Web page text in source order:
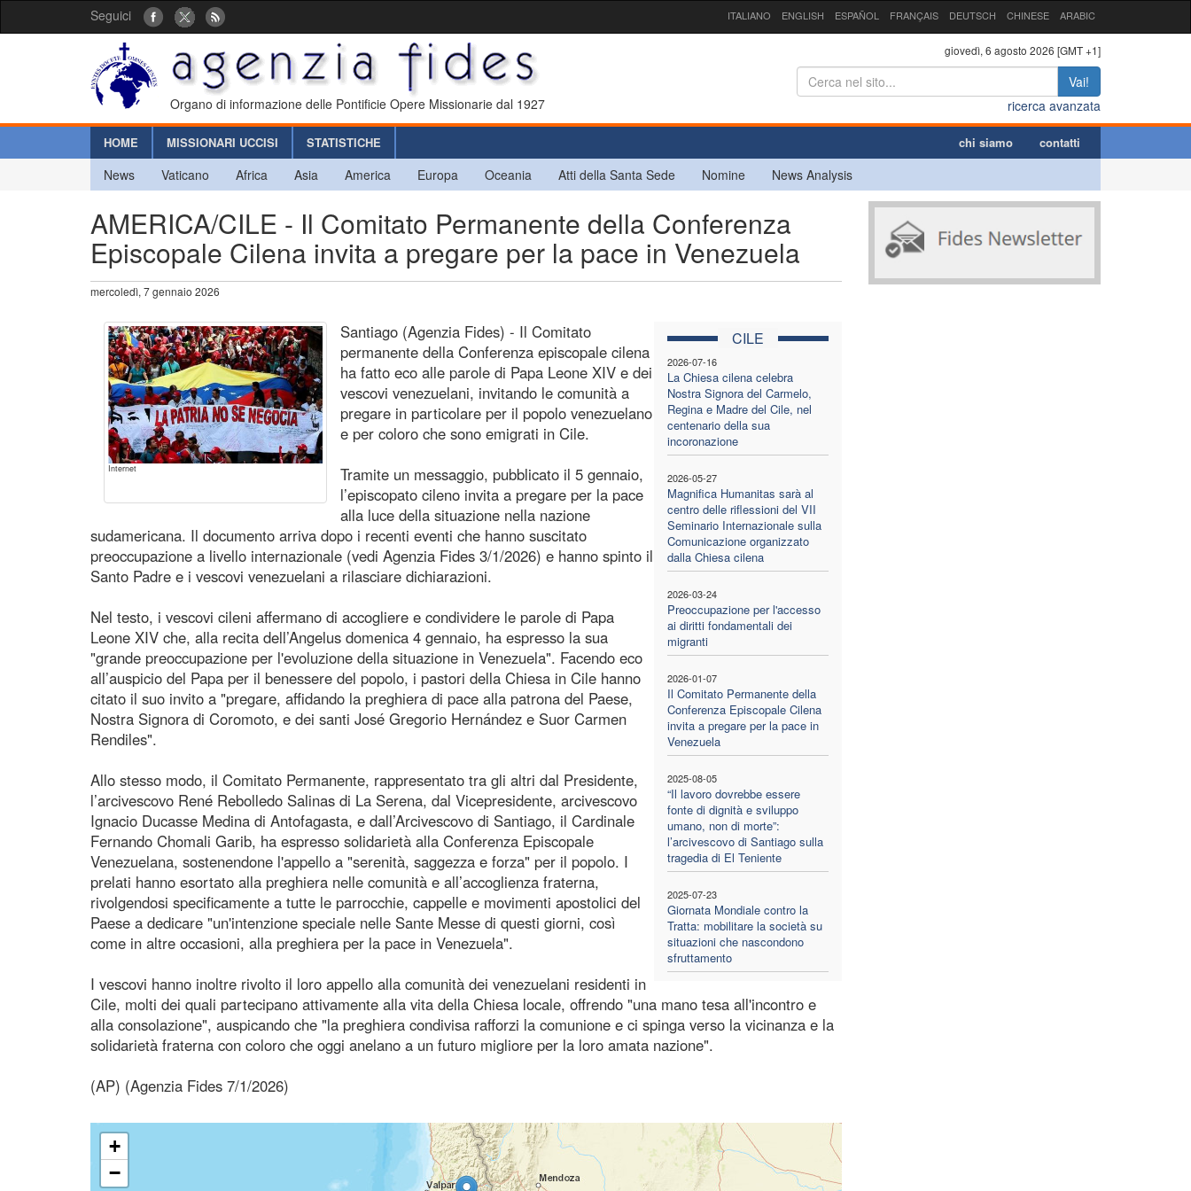
Seguici ITALIANO ENGLISH ESPAÑOL FRANÇAIS DEUTSCH CHINESE ARABIC
Organo di informazione delle Pontificie Opere Missionarie dal 1927
giovedì, 6 agosto 2026 [GMT +1]
Vai!
ricerca avanzata
HOME MISSIONARI UCCISI STATISTICHE chi siamo contatti
News Vaticano Africa Asia America Europa Oceania Atti della Santa Sede Nomine News Analysis
AMERICA/CILE - Il Comitato Permanente della Conferenza
Episcopale Cilena invita a pregare per la pace in Venezuela
mercoledì, 7 gennaio 2026
Internet
CILE
2026-07-16
La Chiesa cilena celebra
Nostra Signora del Carmelo,
Regina e Madre del Cile, nel
centenario della sua
incoronazione
2026-05-27
Magnifica Humanitas sarà al
centro delle riflessioni del VII
Seminario Internazionale sulla
Comunicazione organizzato
dalla Chiesa cilena
2026-03-24
Preoccupazione per l'accesso
ai diritti fondamentali dei
migranti
2026-01-07
Il Comitato Permanente della
Conferenza Episcopale Cilena
invita a pregare per la pace in
Venezuela
2025-08-05
“Il lavoro dovrebbe essere
fonte di dignità e sviluppo
umano, non di morte”:
l’arcivescovo di Santiago sulla
tragedia di El Teniente
2025-07-23
Giornata Mondiale contro la
Tratta: mobilitare la società su
situazioni che nascondono
sfruttamento
Santiago (Agenzia Fides) - Il Comitato
permanente della Conferenza episcopale cilena
ha fatto eco alle parole di Papa Leone XIV e dei
vescovi venezuelani, invitando le comunità a
pregare in particolare per il popolo venezuelano
e per coloro che sono emigrati in Cile.
Tramite un messaggio, pubblicato il 5 gennaio,
l’episcopato cileno invita a pregare per la pace
alla luce della situazione nella nazione
sudamericana. Il documento arriva dopo i recenti eventi che hanno suscitato
preoccupazione a livello internazionale (vedi Agenzia Fides 3/1/2026) e hanno spinto il
Santo Padre e i vescovi venezuelani a rilasciare dichiarazioni.
Nel testo, i vescovi cileni affermano di accogliere e condividere le parole di Papa
Leone XIV che, alla recita dell’Angelus domenica 4 gennaio, ha espresso la sua
"grande preoccupazione per l'evoluzione della situazione in Venezuela". Facendo eco
all’auspicio del Papa per il benessere del popolo, i pastori della Chiesa in Cile hanno
citato il suo invito a "pregare, affidando la preghiera di pace alla patrona del Paese,
Nostra Signora di Coromoto, e dei santi José Gregorio Hernández e Suor Carmen
Rendiles".
Allo stesso modo, il Comitato Permanente, rappresentato tra gli altri dal Presidente,
l’arcivescovo René Rebolledo Salinas di La Serena, dal Vicepresidente, arcivescovo
Ignacio Ducasse Medina di Antofagasta, e dall’Arcivescovo di Santiago, il Cardinale
Fernando Chomali Garib, ha espresso solidarietà alla Conferenza Episcopale
Venezuelana, sostenendone l'appello a "serenità, saggezza e forza" per il popolo. I
prelati hanno esortato alla preghiera nelle comunità e all’accoglienza fraterna,
rivolgendosi specificamente a tutte le parrocchie, cappelle e movimenti apostolici del
Paese a dedicare "un'intenzione speciale nelle Sante Messe di questi giorni, così
come in altre occasioni, alla preghiera per la pace in Venezuela".
I vescovi hanno inoltre rivolto il loro appello alla comunità dei venezuelani residenti in
Cile, molti dei quali partecipano attivamente alla vita della Chiesa locale, offrendo "una mano tesa all'incontro e
alla consolazione", auspicando che "la preghiera condivisa rafforzi la comunione e ci spinga verso la vicinanza e la
solidarietà fraterna con coloro che oggi anelano a un futuro migliore per la loro amata nazione".
(AP) (Agenzia Fides 7/1/2026)
+
−